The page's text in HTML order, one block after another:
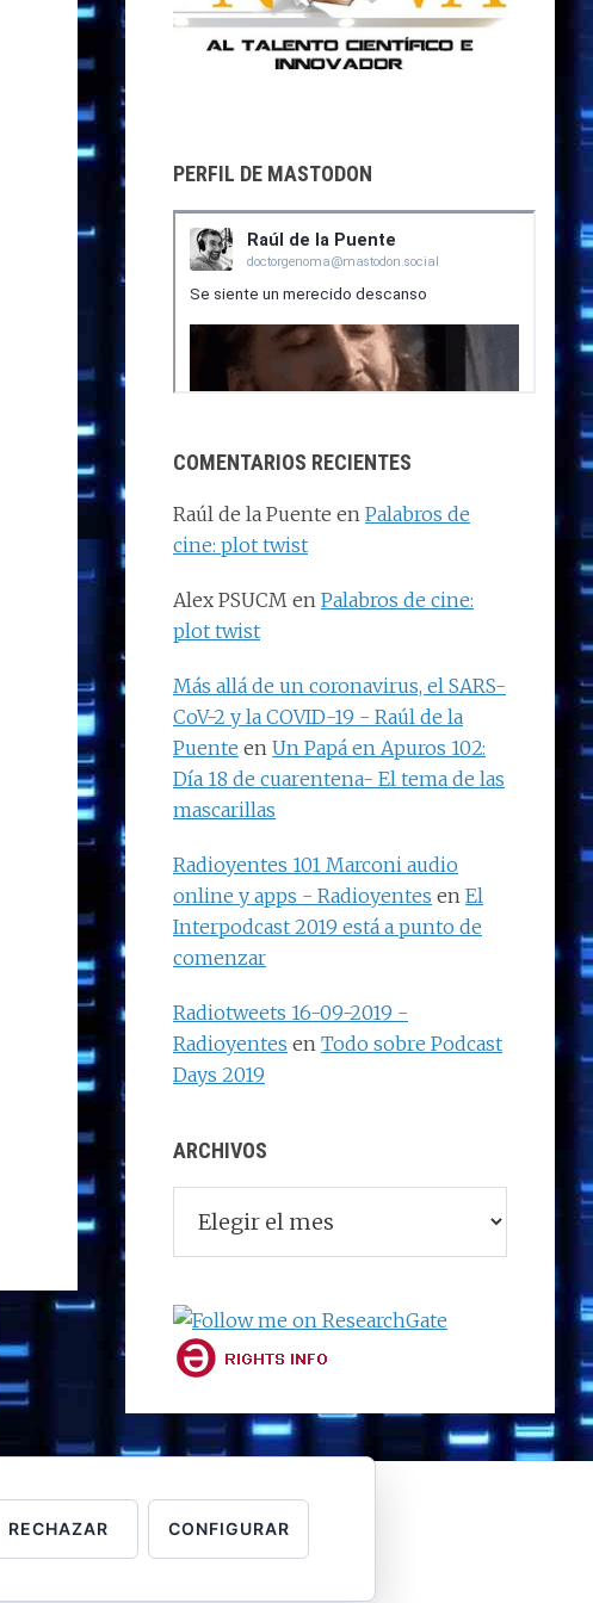
PERFIL DE MASTODON
COMENTARIOS RECIENTES
Raúl de la Puente en Palabros de
cine: plot twist
Alex PSUCM en Palabros de cine:
plot twist
Más allá de un coronavirus, el SARS-
CoV-2 y la COVID-19 - Raúl de la
Puente en Un Papá en Apuros 102:
Día 18 de cuarentena- El tema de las
mascarillas
Radioyentes 101 Marconi audio
online y apps - Radioyentes en El
Interpodcast 2019 está a punto de
comenzar
Radiotweets 16-09-2019 -
Radioyentes en Todo sobre Podcast
Days 2019
ARCHIVOS
RECHAZAR CONFIGURAR